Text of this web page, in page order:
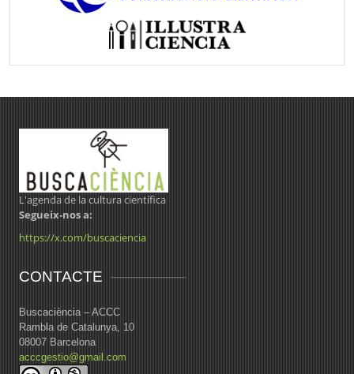
L'agenda de la cultura científica
Segueix-nos a:
https://x.com/buscaciencia
CONTACTE
Buscaciència – ACCC
Rambla de Catalunya, 10
08007 Barcelona
acccgestio@gmail.com